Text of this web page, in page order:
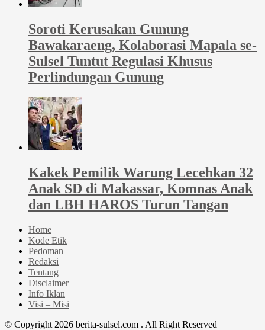
Soroti Kerusakan Gunung
Bawakaraeng, Kolaborasi Mapala se-
Sulsel Tuntut Regulasi Khusus
Perlindungan Gunung
Kakek Pemilik Warung Lecehkan 32
Anak SD di Makassar, Komnas Anak
dan LBH HAROS Turun Tangan
Home
Kode Etik
Pedoman
Redaksi
Tentang
Disclaimer
Info Iklan
Visi – Misi
© Copyright 2026 berita-sulsel.com . All Right Reserved